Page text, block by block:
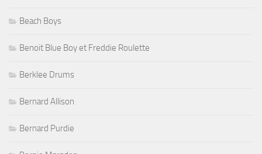
Beach Boys
Benoit Blue Boy et Freddie Roulette
Berklee Drums
Bernard Allison
Bernard Purdie